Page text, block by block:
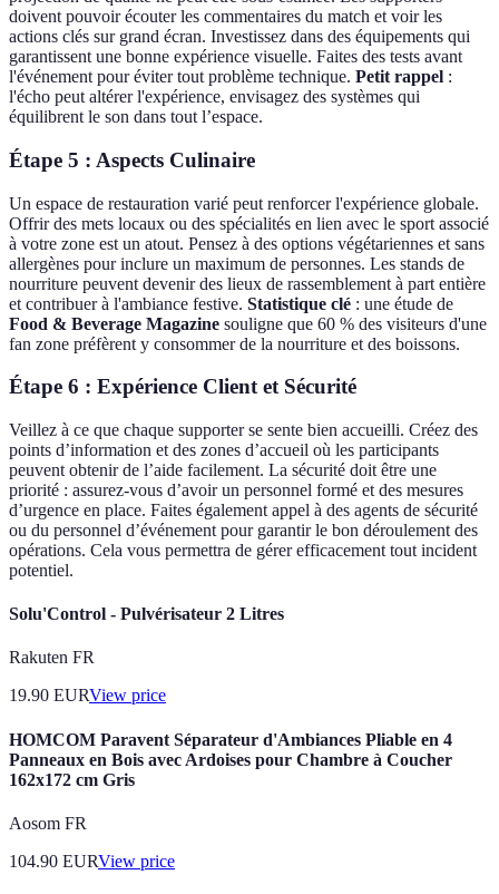
doivent pouvoir écouter les commentaires du match et voir les
actions clés sur grand écran. Investissez dans des équipements qui
garantissent une bonne expérience visuelle. Faites des tests avant
l'événement pour éviter tout problème technique. Petit rappel :
l'écho peut altérer l'expérience, envisagez des systèmes qui
équilibrent le son dans tout l’espace.
Étape 5 : Aspects Culinaire
Un espace de restauration varié peut renforcer l'expérience globale.
Offrir des mets locaux ou des spécialités en lien avec le sport associé
à votre zone est un atout. Pensez à des options végétariennes et sans
allergènes pour inclure un maximum de personnes. Les stands de
nourriture peuvent devenir des lieux de rassemblement à part entière
et contribuer à l'ambiance festive. Statistique clé : une étude de
Food & Beverage Magazine souligne que 60 % des visiteurs d'une
fan zone préfèrent y consommer de la nourriture et des boissons.
Étape 6 : Expérience Client et Sécurité
Veillez à ce que chaque supporter se sente bien accueilli. Créez des
points d’information et des zones d’accueil où les participants
peuvent obtenir de l’aide facilement. La sécurité doit être une
priorité : assurez-vous d’avoir un personnel formé et des mesures
d’urgence en place. Faites également appel à des agents de sécurité
ou du personnel d’événement pour garantir le bon déroulement des
opérations. Cela vous permettra de gérer efficacement tout incident
potentiel.
Solu'Control - Pulvérisateur 2 Litres
Rakuten FR
19.90 EURView price
HOMCOM Paravent Séparateur d'Ambiances Pliable en 4
Panneaux en Bois avec Ardoises pour Chambre à Coucher
162x172 cm Gris
Aosom FR
104.90 EURView price